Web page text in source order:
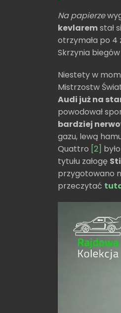
Na papierze
kevlaremstał
otrzymała po 4
Skrzynia biegów
Niestety w
Mistrzostw
Audi już na
powodował
bardziej
gazu, lewą
Quattro [2]
tytułu załogę
przygotowano
przeczytać